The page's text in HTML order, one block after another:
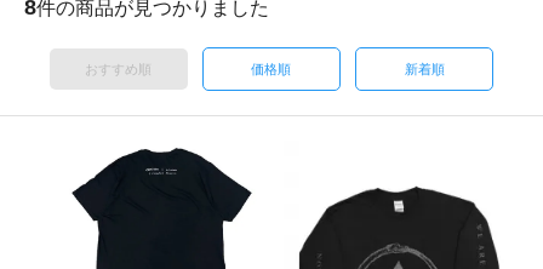
8件の商品が見つかりました
おすすめ順 価格順 新着順